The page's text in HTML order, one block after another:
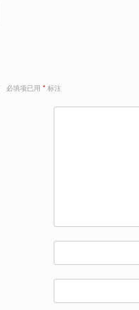
必填项已用 * 标注